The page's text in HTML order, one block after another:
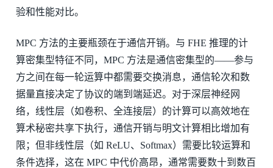
验和性能对比。
MPC 方法的主要瓶颈在于通信开销。与 FHE 推理的计
算密集型特征不同，MPC 方法是通信密集型的——参与
方之间在每一轮运算中都需要交换消息，通信轮次和数
据量直接决定了协议的端到端延迟。对于深层神经网
络，线性层（如卷积、全连接层）的计算可以高效地在
算术秘密共享下执行，通信开销与明文计算相比增加有
限；但非线性层（如 ReLU、Softmax）需要比较运算和
条件选择，这在 MPC 中代价高昂，通常需要数十到数百